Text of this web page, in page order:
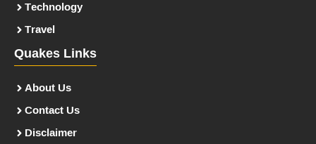
Technology
Travel
Quakes Links
About Us
Contact Us
Disclaimer